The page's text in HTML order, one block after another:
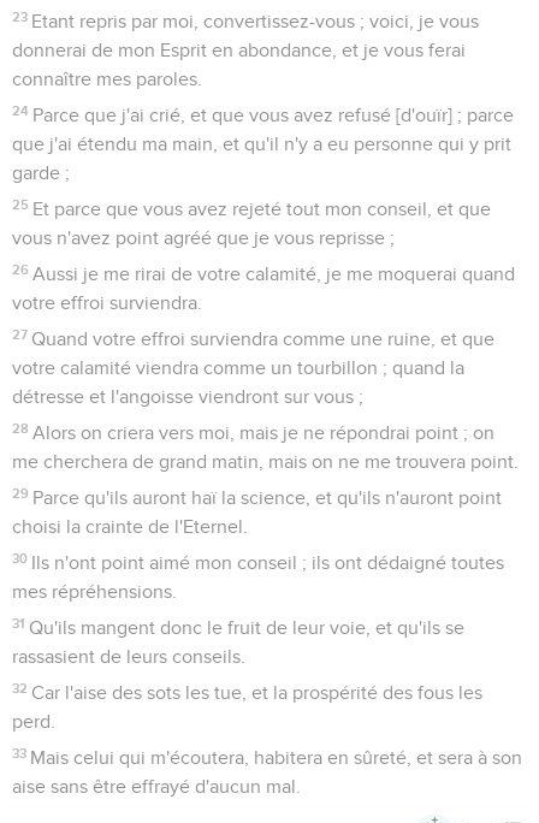
23 Etant repris par moi, convertissez-vous ; voici, je vous
donnerai de mon Esprit en abondance, et je vous ferai
connaître mes paroles.
24 Parce que j'ai crié, et que vous avez refusé [d'ouïr] ; parce
que j'ai étendu ma main, et qu'il n'y a eu personne qui y prit
garde ;
25 Et parce que vous avez rejeté tout mon conseil, et que
vous n'avez point agréé que je vous reprisse ;
26 Aussi je me rirai de votre calamité, je me moquerai quand
votre effroi surviendra.
27 Quand votre effroi surviendra comme une ruine, et que
votre calamité viendra comme un tourbillon ; quand la
détresse et l'angoisse viendront sur vous ;
28 Alors on criera vers moi, mais je ne répondrai point ; on
me cherchera de grand matin, mais on ne me trouvera point.
29 Parce qu'ils auront haï la science, et qu'ils n'auront point
choisi la crainte de l'Eternel.
30 Ils n'ont point aimé mon conseil ; ils ont dédaigné toutes
mes répréhensions.
31 Qu'ils mangent donc le fruit de leur voie, et qu'ils se
rassasient de leurs conseils.
32 Car l'aise des sots les tue, et la prospérité des fous les
perd.
33 Mais celui qui m'écoutera, habitera en sûreté, et sera à son
aise sans être effrayé d'aucun mal.